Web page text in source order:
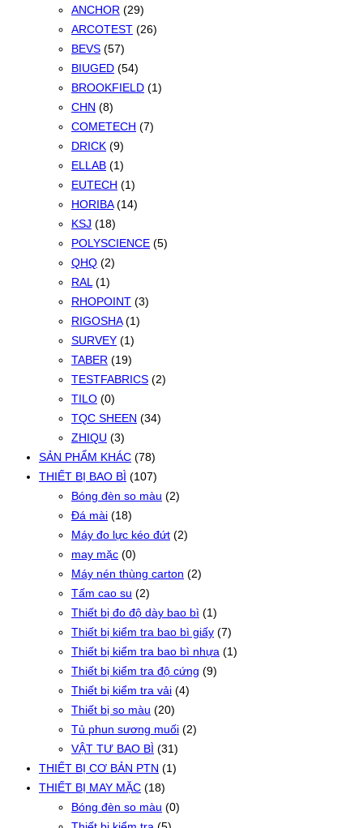
ANCHOR (29)
ARCOTEST (26)
BEVS (57)
BIUGED (54)
BROOKFIELD (1)
CHN (8)
COMETECH (7)
DRICK (9)
ELLAB (1)
EUTECH (1)
HORIBA (14)
KSJ (18)
POLYSCIENCE (5)
QHQ (2)
RAL (1)
RHOPOINT (3)
RIGOSHA (1)
SURVEY (1)
TABER (19)
TESTFABRICS (2)
TILO (0)
TQC SHEEN (34)
ZHIQU (3)
SẢN PHẨM KHÁC (78)
THIẾT BỊ BAO BÌ (107)
Bóng đèn so màu (2)
Đá mài (18)
Máy đo lực kéo đứt (2)
may mặc (0)
Máy nén thùng carton (2)
Tấm cao su (2)
Thiết bị đo độ dày bao bì (1)
Thiết bị kiểm tra bao bì giấy (7)
Thiết bị kiểm tra bao bì nhựa (1)
Thiết bị kiểm tra độ cứng (9)
Thiết bị kiểm tra vải (4)
Thiết bị so màu (20)
Tủ phun sương muối (2)
VẬT TƯ BAO BÌ (31)
THIẾT BỊ CƠ BẢN PTN (1)
THIẾT BỊ MAY MẶC (18)
Bóng đèn so màu (0)